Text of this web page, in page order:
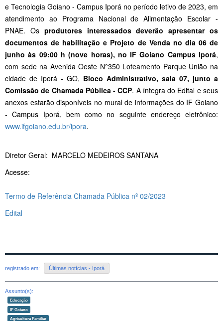
e Tecnologia Goiano - Campus Iporá no período letivo de 2023, em
atendimento ao Programa Nacional de Alimentação Escolar -
PNAE. Osprodutores interessados deverão apresentar os
documentos de habilitação e Projeto de Venda no dia 06 de
junho às 09:00 h (nove horas), no IF Goiano Campus Iporá,
com sede na Avenida Oeste N°350 Loteamento Parque União na
cidade de Iporá - GO, Bloco Administrativo, sala 07, junto a
Comissão de Chamada Pública - CCP. A íntegra do Edital e seus
anexos estarão disponíveis no mural de informações do IF Goiano
- Campus Iporá, bem como no seguinte endereço eletrônico:
www.ifgoiano.edu.br/ipora.
Diretor Geral: MARCELO MEDEIROS SANTANA
Acesse:
Termo de Referência Chamada Pública nº 02/2023
Edital
registrado em: Últimas notícias - Iporá
Assunto(s):
Educação
IF Goiano
Agricultura Familiar